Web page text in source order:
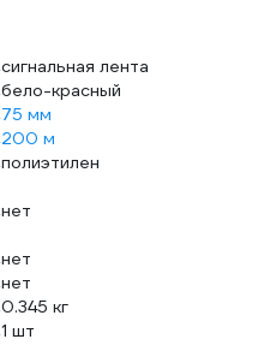
сигнальная лента
бело-красный
75 мм
200 м
полиэтилен
нет
нет
нет
0.345 кг
1 шт